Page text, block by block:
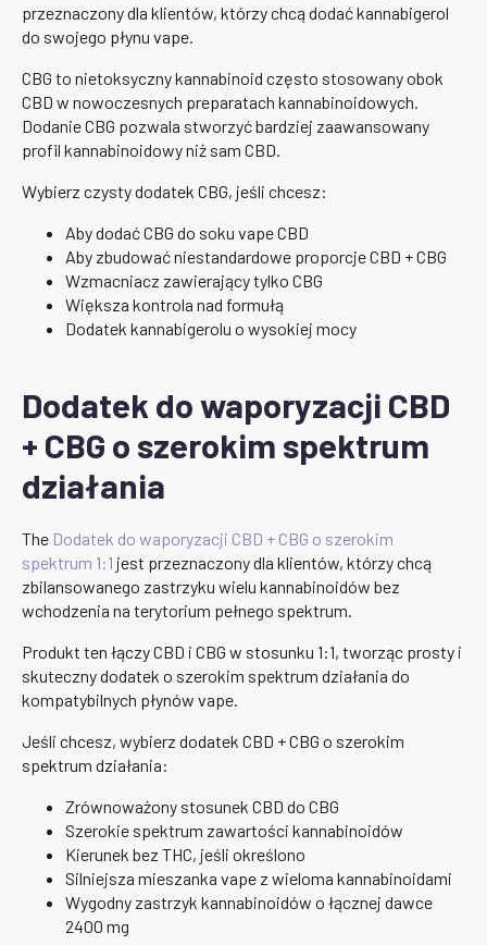
przeznaczony dla klientów, którzy chcą dodać kannabigerol
do swojego płynu vape.
CBG to nietoksyczny kannabinoid często stosowany obok
CBD w nowoczesnych preparatach kannabinoidowych.
Dodanie CBG pozwala stworzyć bardziej zaawansowany
profil kannabinoidowy niż sam CBD.
Wybierz czysty dodatek CBG, jeśli chcesz:
Aby dodać CBG do soku vape CBD
Aby zbudować niestandardowe proporcje CBD + CBG
Wzmacniacz zawierający tylko CBG
Większa kontrola nad formułą
Dodatek kannabigerolu o wysokiej mocy
Dodatek do waporyzacji CBD
+ CBG o szerokim spektrum
działania
The Dodatek do waporyzacji CBD + CBG o szerokim
spektrum 1:1 jest przeznaczony dla klientów, którzy chcą
zbilansowanego zastrzyku wielu kannabinoidów bez
wchodzenia na terytorium pełnego spektrum.
Produkt ten łączy CBD i CBG w stosunku 1:1, tworząc prosty i
skuteczny dodatek o szerokim spektrum działania do
kompatybilnych płynów vape.
Jeśli chcesz, wybierz dodatek CBD + CBG o szerokim
spektrum działania:
Zrównoważony stosunek CBD do CBG
Szerokie spektrum zawartości kannabinoidów
Kierunek bez THC, jeśli określono
Silniejsza mieszanka vape z wieloma kannabinoidami
Wygodny zastrzyk kannabinoidów o łącznej dawce
2400 mg